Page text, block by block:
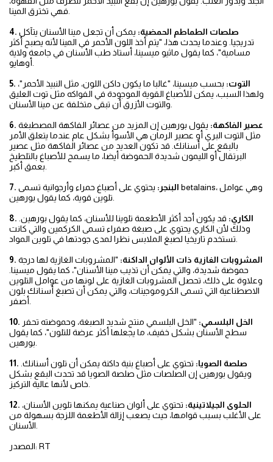
4. صلصات الطماطم الحمضية: يمكن أن تجعل مينا الأسنان يتآكل
تدريجيا. وعندما يحدث هذا، "يتم أخذ اللون الأحمر في المينا لأنه يصبح أكثر
مسامية"، كما يقول ماثيو ميسينا، أستاذ طب الأسنان في جامعة ولاية
5. التوت: بحسب ميسينا، "غالبا ما يكون داكن اللون، مثل النبيذ الأحمر"،
ولهذا السبب، يمكن للأصباغ القوية الموجودة في الفواكه مثل توت العليق
6. عصير الفاكهة: يقول بورهين إن المزيد من عصائر الفاكهة المصطبغة
مثل التوت البري أو عصير الرمان هي الأسوأ بشكل عام عندما يتعلق الأمر
بالبقع على أسنانك. قد تكون العديد من عصائر الفاكهة مثل عصير
البرتقال أو الليمون شديدة الحموضة أيضا، ما يسمح للأصباغ بالتلطيخ
7. البنجر: يحتوي على أصباغ حمراء وأرجوانية تسمى betalains، وهي عوامل
8. الكاري: قد يكون أحد أكثر الأطعمة تلوينا للأسنان، كما يقول بورهين.
وذلك لأن الكاري يحتوي على صبغة صفراء تسمى الكركمين والتي كانت
9. المشروبات الغازية ذات الألوان الداكنة: "المشروبات الغازية لها درجة
حموضة شديدة، والتي يمكن أن تذيب مينا الأسنان"، كما يقول ميسينا.
وعلاوة على ذلك، تحصل المشروبات الغازية على لونها من عوامل التلوين
الاصطناعية التي تسمى الكروموجينات، والتي يمكن أن تصبغ أسنانك بلون
10. الخل البلسمي: "الخل البلسمي منتج شديد الصبغة، وحموضته تحفر
سطح الأسنان بشكل خفيف، ما يجعلها أكثر عرضة للتلون"، كما يقول
11. صلصة الصويا: تحتوي على أصباغ بنية داكنة يمكن أن تلون أسنانك.
ويقول بورهين إن الصلصات مثل صلصة الصويا قد تحدث البقع بشكل
12. الحلوى الجيلاتينية: تحتوي على ألوان صناعية يمكنها تلوين الأسنان،
على الأغلب بسبب قوامها، حيث يصعب إزالة الأطعمة اللزجة بسهولة من
المصدر: RT